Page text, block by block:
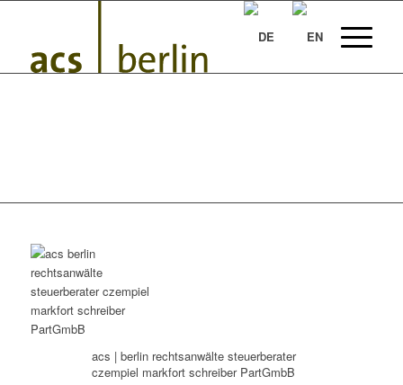
acs | berlin rechtsanwälte steuerberater
czempiel markfort schreiber PartGmbB